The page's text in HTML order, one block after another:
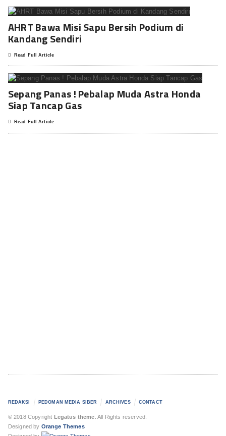
AHRT Bawa Misi Sapu Bersih Podium di
Kandang Sendiri
Read Full Article
Sepang Panas ! Pebalap Muda Astra Honda
Siap Tancap Gas
Read Full Article
REDAKSI PEDOMAN MEDIA SIBER ARCHIVES CONTACT
© 2018 Copyright Legatus theme . All Rights reserved.
Designed by Orange Themes